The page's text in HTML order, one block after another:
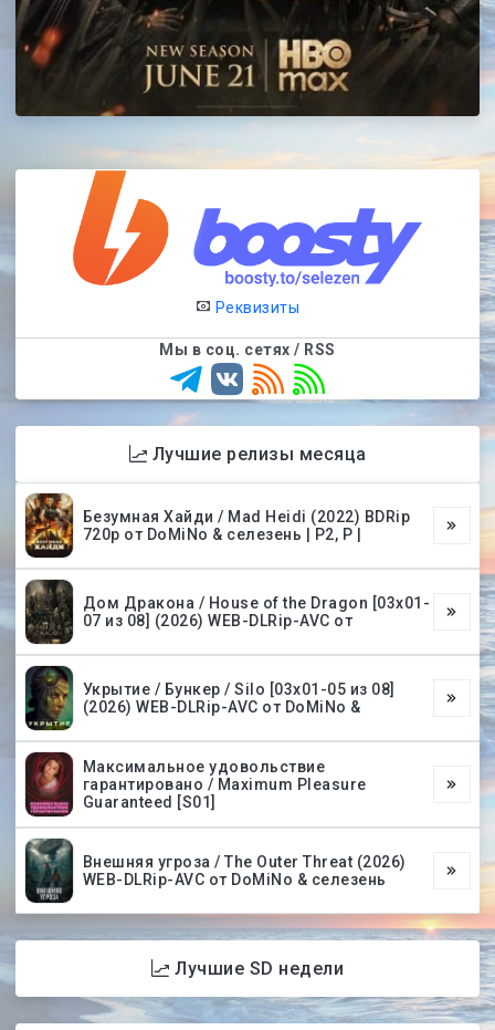
Реквизиты
Мы в соц. сетях / RSS
Лучшие релизы месяца
Безумная Хайди / Mad Heidi (2022) BDRip
720p от DoMiNo & селезень | P2, P |
Дом Дракона / House of the Dragon [03х01-
07 из 08] (2026) WEB-DLRip-AVC от
Укрытие / Бункер / Silo [03х01-05 из 08]
(2026) WEB-DLRip-AVC от DoMiNo &
Максимальное удовольствие
гарантировано / Maximum Pleasure
Guaranteed [S01]
Внешняя угроза / The Outer Threat (2026)
WEB-DLRip-AVC от DoMiNo & селезень
Лучшие SD недели